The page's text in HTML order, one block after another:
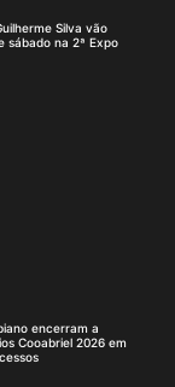
Silva vão
sábado na 2ª Expo
encerram a
Cooabriel 2026 em